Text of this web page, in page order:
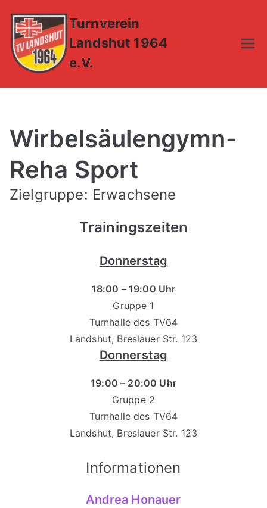
Inhalt
springen
Turnverein
Landshut 1964
e.V.
Wirbelsäulengymn-
Reha Sport
Zielgruppe: Erwachsene
Trainingszeiten
Donnerstag
18:00 – 19:00 Uhr
Gruppe 1
Turnhalle des TV64
Landshut, Breslauer Str. 123
Donnerstag
19:00 – 20:00 Uhr
Gruppe 2
Turnhalle des TV64
Landshut, Breslauer Str. 123
Informationen
Andrea Honauer